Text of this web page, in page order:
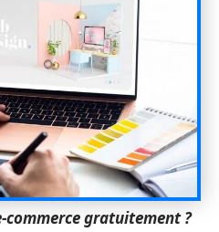
commerce gratuitement ?